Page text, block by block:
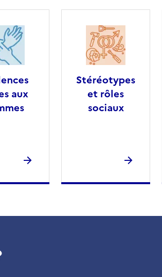
aux
Stéréotypes
et rôles
sociaux